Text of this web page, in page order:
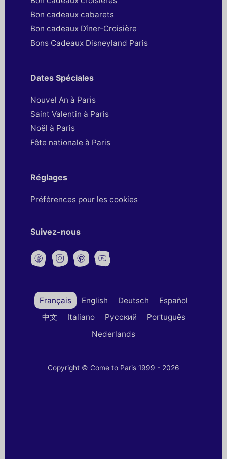
Bon cadeaux cabarets
Bon cadeaux Dîner-Croisière
Bons Cadeaux Disneyland Paris
Dates Spéciales
Nouvel An à Paris
Saint Valentin à Paris
Noël à Paris
Fête nationale à Paris
Réglages
Préférences pour les cookies
Suivez-nous
Français English Deutsch
Español
中文
Italiano Русский
Português
Nederlands
Copyright © Come to Paris 1999 - 2026